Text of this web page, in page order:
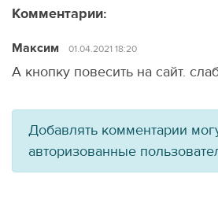
Комментарии:
Максим 01.04.2021 18:20
А кнопку повесить на сайт.
Добавлять комментарии
авторизованные